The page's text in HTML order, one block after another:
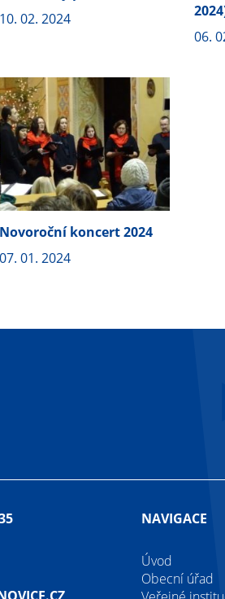
10. 02. 2024
06.
Novoroční koncert 2024
07. 01. 2024
NAVIGACE
Úvod
Obecní úřad